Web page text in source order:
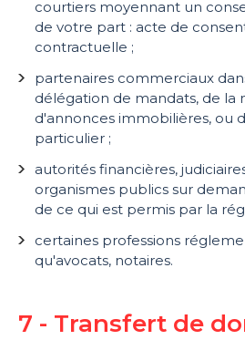
courtiers moyennant un
de votre part : acte de
contractuelle ;
partenaires commerciaux
délégation de mandats, de la
d'annonces immobilières, ou
particulier ;
autorités financières,
organismes publics sur
de ce qui est permis par la
certaines professions
qu'avocats, notaires.
7 - Transfert de